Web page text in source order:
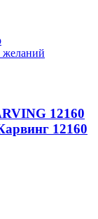
желаний
12160
12160